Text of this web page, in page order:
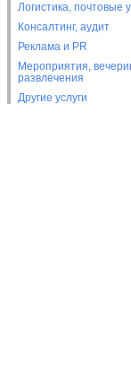
Логистика, почтовые
Консалтинг, аудит
Реклама и PR
Мероприятия,
развлечения
Другие услуги